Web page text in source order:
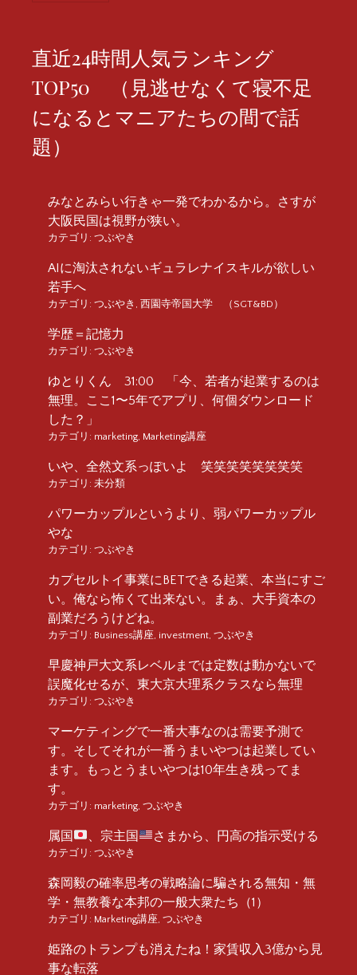
直近24時間人気ランキング
TOP50 （見逃せなくて寝不足
になるとマニアたちの間で話
題）
みなとみらい行きゃ一発でわかるから。さすが
大阪民国は視野が狭い。
カテゴリ: つぶやき
AIに淘汰されないギュラレナイスキルが欲しい
若手へ
カテゴリ: つぶやき 西園寺帝国大学 （SGT&BD）
学歴＝記憶力
カテゴリ: つぶやき
ゆとりくん 31:00 「今、若者が起業するのは
無理。ここ1〜5年でアプリ、何個ダウンロード
した？」
カテゴリ: marketing Marketing講座
いや、全然文系っぽいよ 笑笑笑笑笑笑笑笑
カテゴリ: 未分類
パワーカップルというより、弱パワーカップル
やな
カテゴリ: つぶやき
カプセルトイ事業にBETできる起業、本当にすご
い。俺なら怖くて出来ない。まぁ、大手資本の
副業だろうけどね。
カテゴリ: Business講座 investment つぶやき
早慶神戸大文系レベルまでは定数は動かないで
誤魔化せるが、東大京大理系クラスなら無理
カテゴリ: つぶやき
マーケティングで一番大事なのは需要予測で
す。そしてそれが一番うまいやつは起業してい
ます。もっとうまいやつは10年生き残ってま
す。
カテゴリ: marketing つぶやき
属国 、宗主国 さまから、円高の指示受ける
カテゴリ: つぶやき
森岡毅の確率思考の戦略論に騙される無知・無
学・無教養な本邦の一般大衆たち（1）
カテゴリ: Marketing講座 つぶやき
姫路のトランプも消えたね！家賃収入3億から見
事な転落